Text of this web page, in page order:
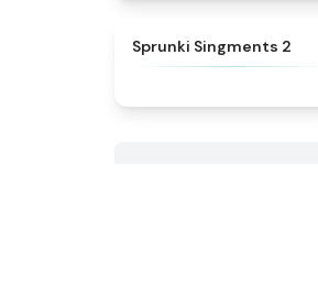
Sprunki Singments 2